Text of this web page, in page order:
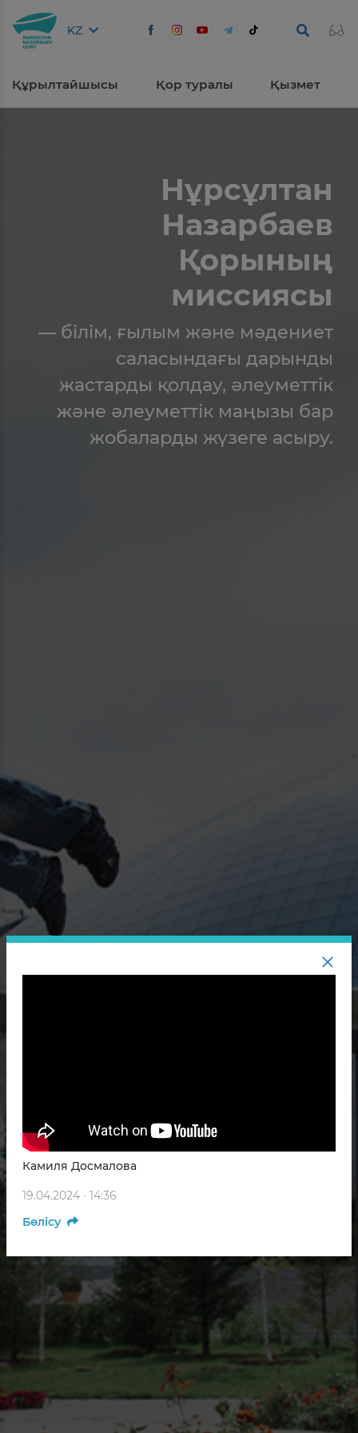
KZ
Құрылтайшысы Қор туралы Қызмет
Нұрсұлтан
Назарбаев
Қорының
миссиясы
— білім, ғылым және мәдениет
саласындағы дарынды
жастарды қолдау, әлеуметтік
және әлеуметтік маңызы бар
жобаларды жүзеге асыру.
Камиля Досмалова
19.04.2024 · 14:36
Бөлісу